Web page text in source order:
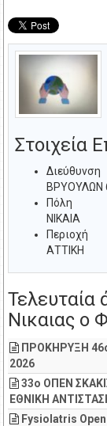
Στοιχεία
Διεύθυνση
ΒΡΥΟΥΛΩΝ
Πόλη
ΝΙΚΑΙΑ
Περιοχή
ΑΤΤΙΚΗ
Νικαιας ο
ΠΡΟΚΗΡΥΞΗ
2026
33ο ΟΠΕΝ
ΕΘΝΙΚΗ
Fysiolatris